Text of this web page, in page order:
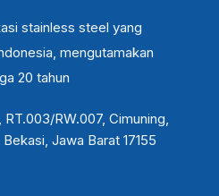
stainless steel yang
mengutamakan
20 tahun
RW.007, Cimuning,
Jawa Barat 17155